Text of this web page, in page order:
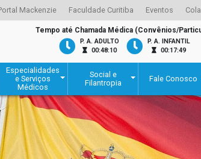
Mackenzie Faculdade Curitiba Eventos
Tempo até Chamada Médica (Convênios/
P. A. ADULTO
00:48:10
P. A. INFANTIL
00:17:49
Especialidades
e Serviços
Médicos
Social e
Filantropia
Fale Conosco